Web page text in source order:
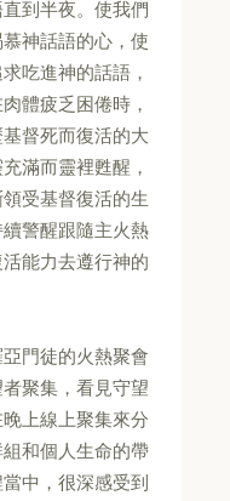
到半夜。使我們
神話語的心，使
吃進神的話語，
體疲乏困倦時，
督死而復活的大
滿而靈裡甦醒，
受基督復活的生
警醒跟隨主火熱
能力去遵行神的
門徒的火熱聚會
聚集，看見守望
上線上聚集來分
和個人生命的帶
中，很深感受到